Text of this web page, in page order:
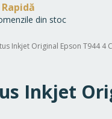
din stoc
Inkjet Original Epson T944 4
Inkjet